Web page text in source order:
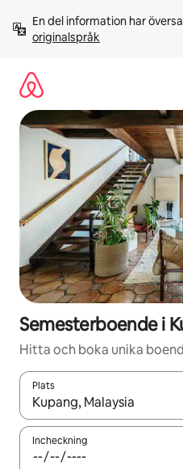
innehåll
En del information har
originalspråk
Semesterboende i
Hitta och boka unika
Plats
När resultaten är
Incheckning